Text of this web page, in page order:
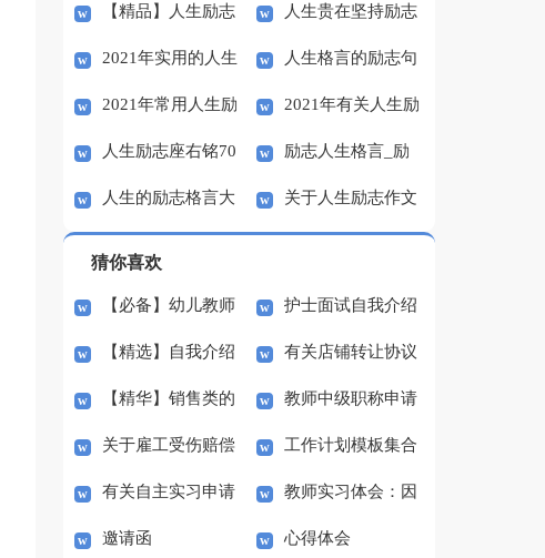
志语录48句 汇总58句
【精品】人生励志
作文合集八篇
人生贵在坚持励志
的国旗下讲话稿
2021年实用的人生
励志语录集锦55条
人生格言的励志句
子
2021年常用人生励
志语录汇总55条
2021年有关人生励
志语录38条
人生励志座右铭70
句
励志人生格言_励
志名言
人生的励志格言大 关于人生励志作文
猜你喜欢
【必备】幼儿教师
培训总结集合5篇
护士面试自我介绍
(汇编15篇)
【精选】自我介绍
的作文300字集锦八篇
有关店铺转让协议
书3篇
【精华】销售类的
实习报告锦集六篇
教师中级职称申请
书
关于雇工受伤赔偿
协议书范本（精选3
篇）
工作计划模板集合
七篇
有关自主实习申请
书3篇
教师实习体会：因
材施教
邀请函 心得体会